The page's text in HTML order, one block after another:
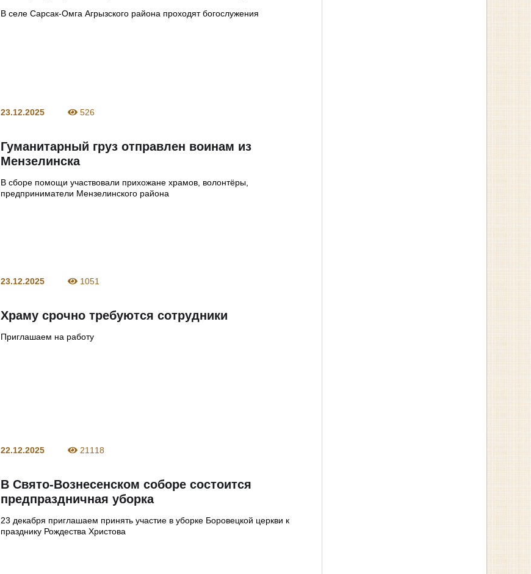
В селе Сарсак-Омга Агрызского района проходят богослужения
23.12.2025 526
Гуманитарный груз отправлен воинам из
Мензелинска
В сборе помощи участвовали прихожане храмов, волонтёры,
предприниматели Мензелинского района
23.12.2025 1051
Храму срочно требуются сотрудники
Приглашаем на работу
22.12.2025 21118
В Свято-Вознесенском соборе состоится
предпраздничная уборка
23 декабря приглашаем принять участие в уборке Боровецкой церкви к
празднику Рождества Христова